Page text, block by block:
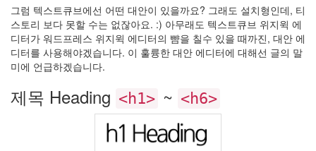
그럼 텍스트큐브에선 어떤 대안이 있을까요? 그래도 설치형인데, 티
스토리 보다 못할 수는 없잖아요. :) 아무래도 텍스트큐브 위지윅 에
디터가 워드프레스 위지윅 에디터의 뺨을 칠수 있을 때까진, 대안 에
디터를 사용해야겠습니다. 이 훌륭한 대안 에디터에 대해선 글의 말
미에 언급하겠습니다.
제목 Heading <h1> ~ <h6>
콘
서
트
자
초